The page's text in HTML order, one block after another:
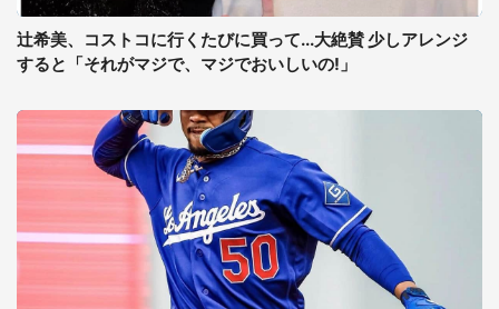
辻希美、コストコに行くたびに買って...大絶賛 少しアレンジ
すると「それがマジで、マジでおいしいの!」